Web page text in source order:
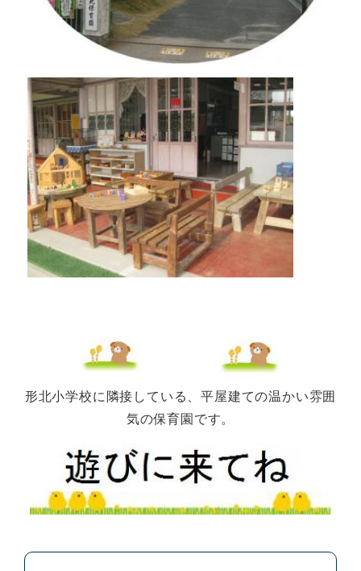
形北小学校に隣接している、平屋建ての温かい雰囲
気の保育園です。